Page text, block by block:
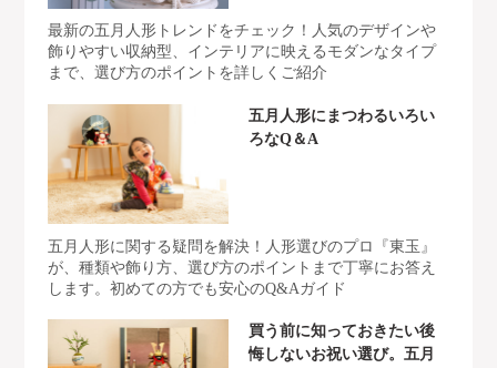
最新の五月人形トレンドをチェック！人気のデザインや
飾りやすい収納型、インテリアに映えるモダンなタイプ
まで、選び方のポイントを詳しくご紹介
五月人形にまつわるいろい
ろなQ＆A
五月人形に関する疑問を解決！人形選びのプロ『東玉』
が、種類や飾り方、選び方のポイントまで丁寧にお答え
します。初めての方でも安心のQ&Aガイド
買う前に知っておきたい後
悔しないお祝い選び。五月